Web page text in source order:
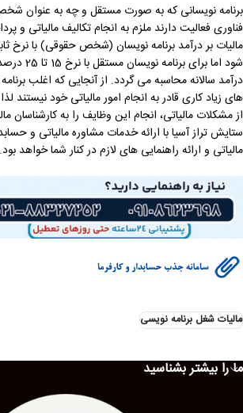
برنامه نویسانی که به صورت مستقل و چه به عنوان
فناوری فعالیت دارند ملزم به انجام تکالیف مالیاتی و
شود اما
درآمد سالانه محاسبه می گردد. از آنجایی که اغلب
های زیاد کاری قادر به انجام امور مالیاتی خود نیستند
از مشکلات مالیاتی، انجام این وظایف را به کارشناسان
ستایش تراز آسیا با ارائه خدمات مشاوره مالیاتی و
مالیاتی و ارائه راهنمایی های لازم در کنار شما خواهد بود.
مالیات شغل برنامه نویسی
ما را بیشتر بشناسید